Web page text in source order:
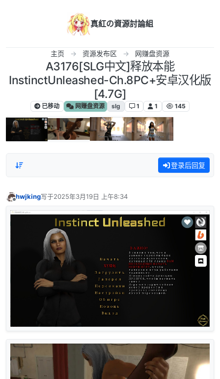
真紅の資源討論組
主页 资源发布区 网赚盘资源
A3176[SLG中文]释放本能
InstinctUnleashed-Ch.8PC+安卓汉化版
[4.7G]
已移动 网赚盘资源 slg 1 1 145
登录后回复
hwjking写于2025年3月19日 上午8:34
最后由 编辑